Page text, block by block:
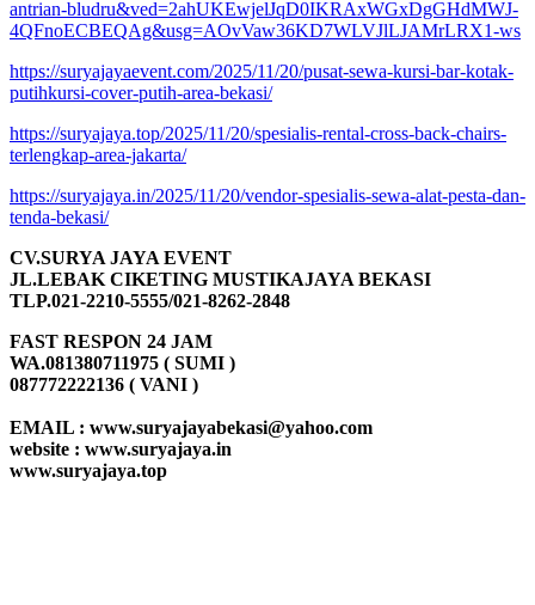
antrian-bludru&ved=2ahUKEwjelJqD0IKRAxWGxDgGHdMWJ-
4QFnoECBEQAg&usg=AOvVaw36KD7WLVJlLJAMrLRX1-ws
https://suryajayaevent.com/2025/11/20/pusat-sewa-kursi-bar-kotak-
putihkursi-cover-putih-area-bekasi/
https://suryajaya.top/2025/11/20/spesialis-rental-cross-back-chairs-
terlengkap-area-jakarta/
https://suryajaya.in/2025/11/20/vendor-spesialis-sewa-alat-pesta-dan-
tenda-bekasi/
CV.SURYA JAYA EVENT
JL.LEBAK CIKETING MUSTIKAJAYA BEKASI
TLP.021-2210-5555/021-8262-2848
FAST RESPON 24 JAM
WA.081380711975 ( SUMI )
087772222136 ( VANI )
EMAIL : www.suryajayabekasi@yahoo.com
website : www.suryajaya.in
www.suryajaya.top